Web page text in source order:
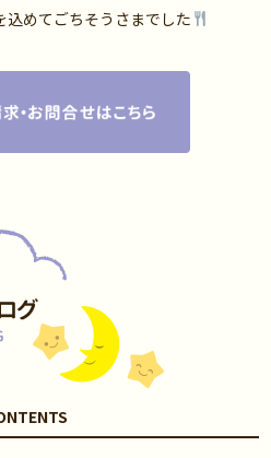
めてごちそうさまでした